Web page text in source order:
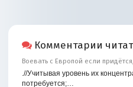
Комментарии
Воевать с Европой если
.//Учитывая уровень их
потребуется;…